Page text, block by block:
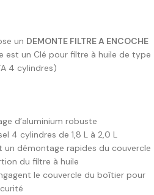
un DEMONTE FILTRE A ENCOCHE
est un Clé pour filtre à huile de type
4 cylindres)
d’aluminium robuste
4 cylindres de 1,8 L à 2,0 L
démontage rapides du couvercle
du filtre à huile
le couvercle du boîtier pour